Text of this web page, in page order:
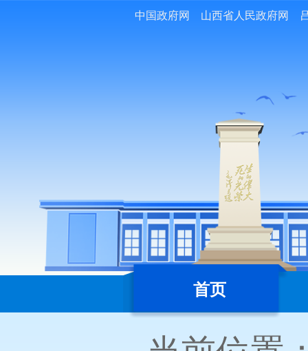
中国政府网 山西省人民政府网
首页